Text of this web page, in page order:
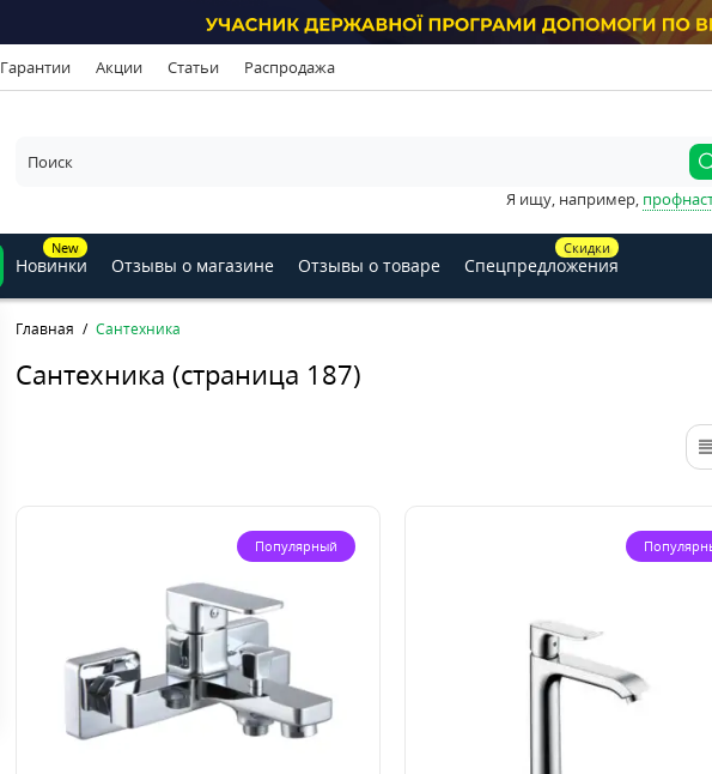
Гарантии Акции Статьи Распродажа
Я ищу, например,
Главная Сантехника
Сантехника (страница 187)
Популярный
New
Новинки Отзывы о магазине Отзывы о товаре
Скидки
Спецпредложения